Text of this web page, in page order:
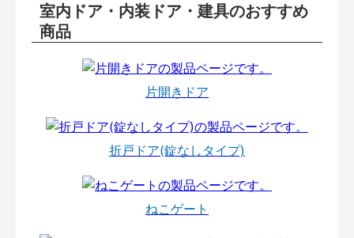
室内ドア・内装ドア・建具のおすすめ
商品
片開きドア
折戸ドア(錠なしタイプ)
ねこゲート